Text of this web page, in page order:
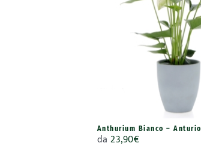
Anthurium Bianco – Anturio
da23,90€